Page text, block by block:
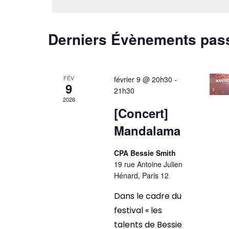
Derniers Évènements
FÉV
9
2026
février 9 @ 20h30 -
21h30
[Concert]
Mandalama
CPA Bessie Smith
19 rue Antoine Julien
Hénard, Paris 12
Dans le cadre du
festival « les
talents de Bessie